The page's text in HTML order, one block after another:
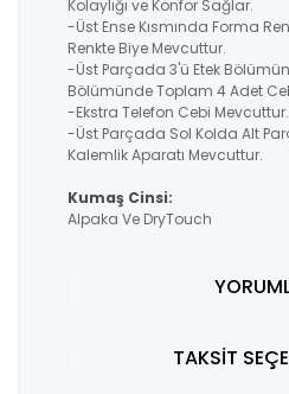
Kolaylığı ve Konfor Sağlar.
-Üst Ense Kısmında Forma
Renkte Biye Mevcuttur.
-Üst Parçada 3'ü Etek
Bölümünde Toplam 4 Adet
-Ekstra Telefon Cebi Mevcuttur.
-Üst Parçada Sol Kolda Alt
Kalemlik Aparatı Mevcuttur.
Kumaş Cinsi:
Alpaka Ve DryTouch
TAKSİT